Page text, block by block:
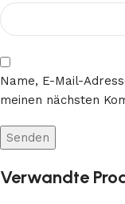
Name, E-Mail-
meinen nächsten
Verwandte